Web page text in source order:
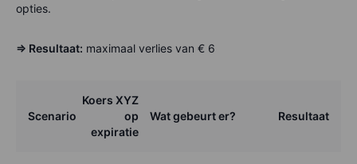
opties.
=> Resultaat: maximaal verlies van € 6
Scenario
Koers XYZ
op
expiratie
Wat gebeurt er? Resultaat